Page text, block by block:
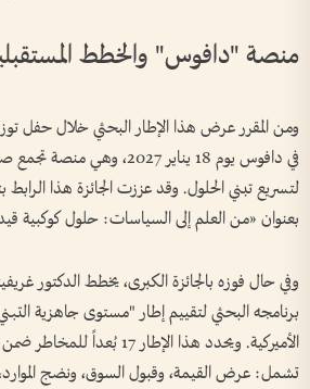
منصة "دافوس" والخطط
ومن المقرر عرض هذا الإطار البحثي خلال حفل
في دافوس يوم 18 يناير 2027،
بعنوان «من العلم إلى السياسات: حلول كوكبية
وفي حال فوزه بالجائزة الكبرى، يخطط الدكتور
برنامجه البحثي لتقييم إطار "مستوى جاهزية
الأميركية. ويحدد هذا الإطار 17
تشمل: عرض القيمة، وقبول السوق، ونضج